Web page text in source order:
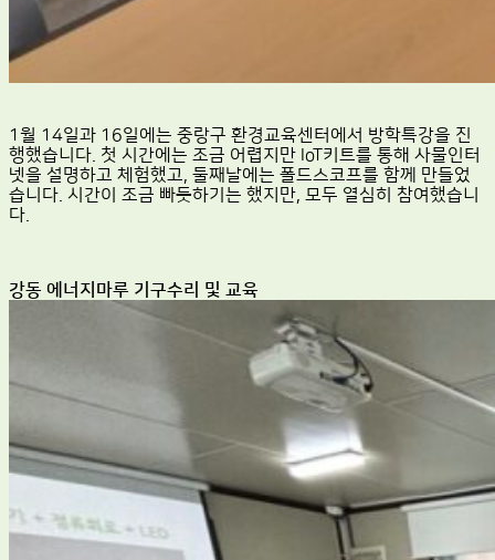
1월 14일과 16일에는 중랑구 환경교육센터에서 방학특강을 진
행했습니다. 첫 시간에는 조금 어렵지만 IoT키트를 통해 사물인터
넷을 설명하고 체험했고, 둘째날에는 폴드스코프를 함께 만들었
습니다. 시간이 조금 빠듯하기는 했지만, 모두 열심히 참여했습니
다.
강동 에너지마루 기구수리 및 교육